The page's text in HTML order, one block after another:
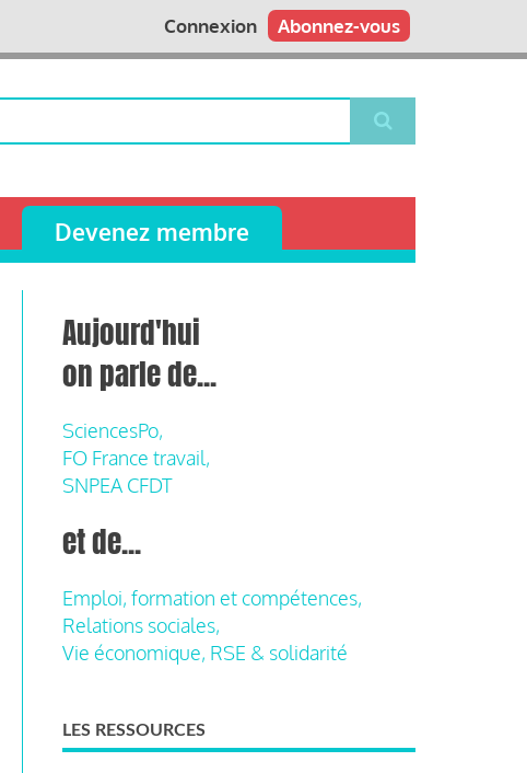
Abonnez-vous
Connexion
Devenez membre
Aujourd'hui
on parle de...
SciencesPo,
FO France travail,
SNPEA CFDT
et de...
Emploi, formation et compétences,
Relations sociales,
Vie économique, RSE & solidarité
LES RESSOURCES